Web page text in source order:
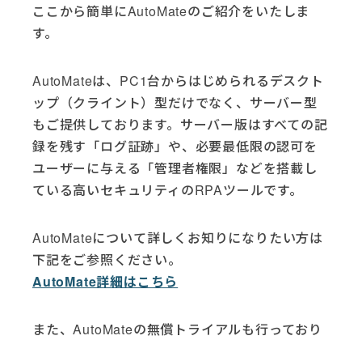
ここから簡単にAutoMateのご紹介をいたしま
す。
AutoMateは、PC1台からはじめられるデスクト
ップ（クライント）型だけでなく、サーバー型
もご提供しております。サーバー版はすべての記
録を残す「ログ証跡」や、必要最低限の認可を
ユーザーに与える「管理者権限」などを搭載し
ている高いセキュリティのRPAツールです。
AutoMateについて詳しくお知りになりたい方は
下記をご参照ください。
AutoMate詳細はこちら
また、AutoMateの無償トライアルも行っており